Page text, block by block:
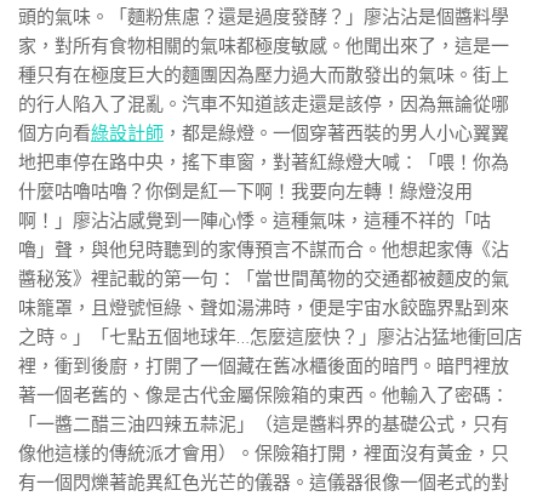
頭的氣味。「麵粉焦慮？還是過度發酵？」廖沾沾是個醬料學
家，對所有食物相關的氣味都極度敏感。他聞出來了，這是一
種只有在極度巨大的麵團因為壓力過大而散發出的氣味。街上
的行人陷入了混亂。汽車不知道該走還是該停，因為無論從哪
個方向看綠設計師 ，都是綠燈。一個穿著西裝的男人小心翼翼
地把車停在路中央，搖下車窗，對著紅綠燈大喊：「喂！你為
什麼咕嚕咕嚕？你倒是紅一下啊！我要向左轉！綠燈沒用
啊！」廖沾沾感覺到一陣心悸。這種氣味，這種不祥的「咕
嚕」聲，與他兒時聽到的家傳預言不謀而合。他想起家傳《沾
醬秘笈》裡記載的第一句：「當世間萬物的交通都被麵皮的氣
味籠罩，且燈號恒綠、聲如湯沸時，便是宇宙水餃臨界點到來
之時。」「七點五個地球年…怎麼這麼快？」廖沾沾猛地衝回店
裡，衝到後廚，打開了一個藏在舊冰櫃後面的暗門。暗門裡放
著一個老舊的、像是古代金屬保險箱的東西。他輸入了密碼：
「一醬二醋三油四辣五蒜泥」（這是醬料界的基礎公式，只有
像他這樣的傳統派才會用）。保險箱打開，裡面沒有黃金，只
有一個閃爍著詭異紅色光芒的儀器。這儀器很像一個老式的對